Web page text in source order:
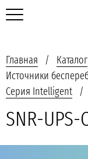
Главная Каталог
Источники
Серия Intelligent
SNR-